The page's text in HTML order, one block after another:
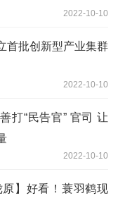
2022-10-10
首批创新型产业集群
2022-10-10
打“民告官” 官司 让
2022-10-10
】好看！蓑羽鹤现